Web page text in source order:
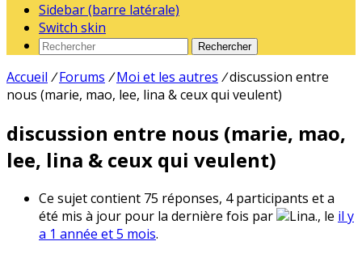
Sidebar (barre latérale)
Switch skin
Rechercher
Accueil / Forums / Moi et les autres /discussion entre
nous (marie, mao, lee, lina & ceux qui veulent)
discussion entre nous (marie, mao,
lee, lina & ceux qui veulent)
Ce sujet contient 75 réponses, 4 participants et a
été mis à jour pour la dernière fois par
Lina., le il y
a 1 année et 5 mois.